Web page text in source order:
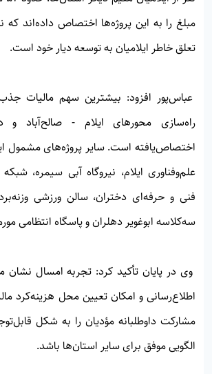
مبلغ را به این پروژه‌ها اختصاص داده‌اند که
تعلق خاطر ایلامیان به توسعه دیار خود است.
عباس‌پور افزود: بیشترین سهم مالیات
راه‌سازی محورهای ایلام - صالح‌آباد و
اختصاص‌یافته است. سایر پروژه‌های مشمول
علم‌وفناوری ایلام، نیروگاه آبی سیمره،
فنی و حرفه‌ای دختران، سالن ورزشی
سه‌کلاسه ابوغویر دهلران و پاسگاه انتظامی
وی در پایان تأکید کرد: تجربه امسال
اطلاع‌رسانی و امکان تعیین محل هزینه‌کرد
مشارکت داوطلبانه مؤدیان را به شکل
الگویی موفق برای سایر استان‌ها باشد.